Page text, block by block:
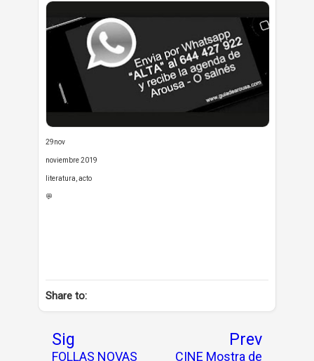
29nov
noviembre 2019
literatura, acto
💬
Share to:
Sig
FOLLAS NOVAS
Prev
CINE Mostra de